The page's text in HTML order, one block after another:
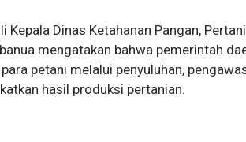
Kepala Dinas Ketahanan Pangan,
mengatakan bahwa pemerintah
petani melalui penyuluhan,
hasil produksi pertanian.